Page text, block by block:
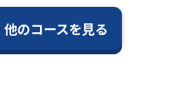
他のコースを見る